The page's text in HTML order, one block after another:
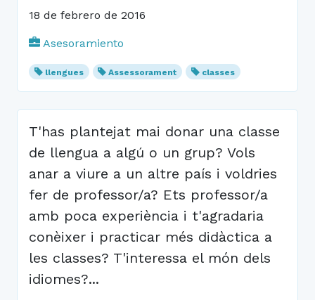
18 de febrero de 2016
Asesoramiento
llengues Assessorament classes
T'has plantejat mai donar una classe
de llengua a algú o un grup? Vols
anar a viure a un altre país i voldries
fer de professor/a? Ets professor/a
amb poca experiència i t'agradaria
conèixer i practicar més didàctica a
les classes? T'interessa el món dels
idiomes?...